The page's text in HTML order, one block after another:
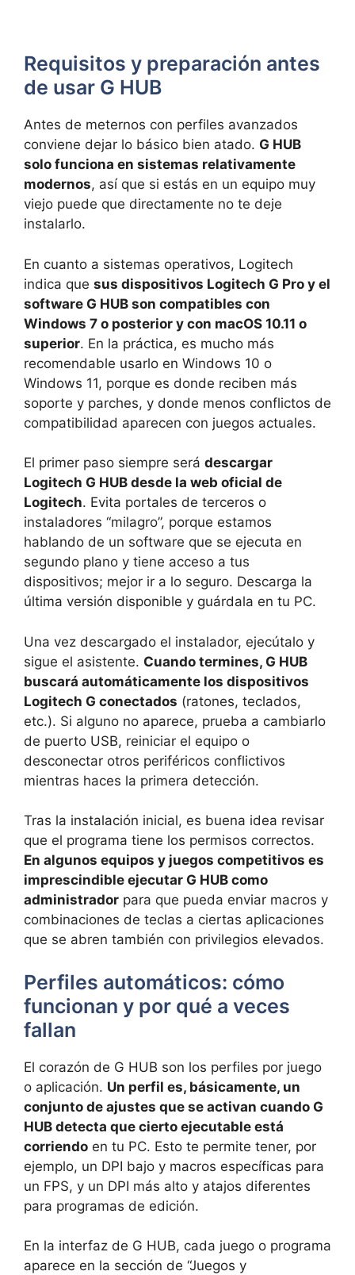
Requisitos y preparación antes
de usar G HUB
Antes de meternos con perfiles avanzados
conviene dejar lo básico bien atado. G HUB
solo funciona en sistemas relativamente
modernos, así que si estás en un equipo muy
viejo puede que directamente no te deje
instalarlo.
En cuanto a sistemas operativos, Logitech
indica que sus dispositivos Logitech G Pro y el
software G HUB son compatibles con
Windows 7 o posterior y con macOS 10.11 o
superior. En la práctica, es mucho más
recomendable usarlo en Windows 10 o
Windows 11, porque es donde reciben más
soporte y parches, y donde menos conflictos de
compatibilidad aparecen con juegos actuales.
El primer paso siempre será descargar
Logitech G HUB desde la web oficial de
Logitech. Evita portales de terceros o
instaladores “milagro”, porque estamos
hablando de un software que se ejecuta en
segundo plano y tiene acceso a tus
dispositivos; mejor ir a lo seguro. Descarga la
última versión disponible y guárdala en tu PC.
Una vez descargado el instalador, ejecútalo y
sigue el asistente. Cuando termines, G HUB
buscará automáticamente los dispositivos
Logitech G conectados (ratones, teclados,
etc.). Si alguno no aparece, prueba a cambiarlo
de puerto USB, reiniciar el equipo o
desconectar otros periféricos conflictivos
mientras haces la primera detección.
Tras la instalación inicial, es buena idea revisar
que el programa tiene los permisos correctos.
En algunos equipos y juegos competitivos es
imprescindible ejecutar G HUB como
administrador para que pueda enviar macros y
combinaciones de teclas a ciertas aplicaciones
que se abren también con privilegios elevados.
Perfiles automáticos: cómo
funcionan y por qué a veces
fallan
El corazón de G HUB son los perfiles por juego
o aplicación. Un perfil es, básicamente, un
conjunto de ajustes que se activan cuando G
HUB detecta que cierto ejecutable está
corriendo en tu PC. Esto te permite tener, por
ejemplo, un DPI bajo y macros específicas para
un FPS, y un DPI más alto y atajos diferentes
para programas de edición.
En la interfaz de G HUB, cada juego o programa
aparece en la sección de “Juegos y